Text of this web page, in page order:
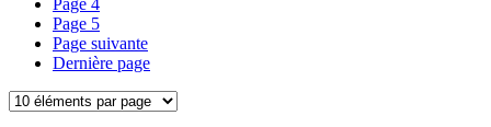
Page 4
Page 5
Page suivante
Dernière page